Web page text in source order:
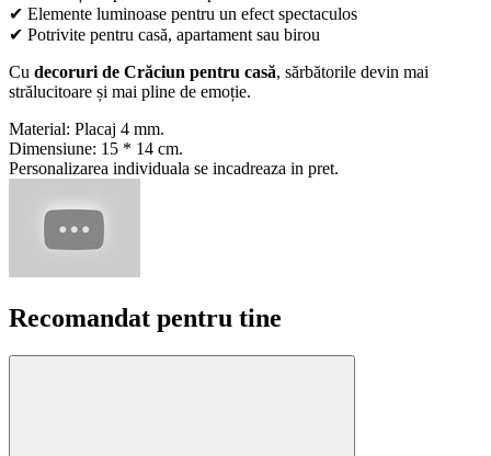
✔ Elemente luminoase pentru un efect spectaculos
✔ Potrivite pentru casă, apartament sau birou
Cu decoruri de Crăciun pentru casă, sărbătorile devin mai
strălucitoare și mai pline de emoție.
Material: Placaj 4 mm.
Dimensiune: 15 * 14 cm.
Personalizarea individuala se incadreaza in pret.
Recomandat pentru tine